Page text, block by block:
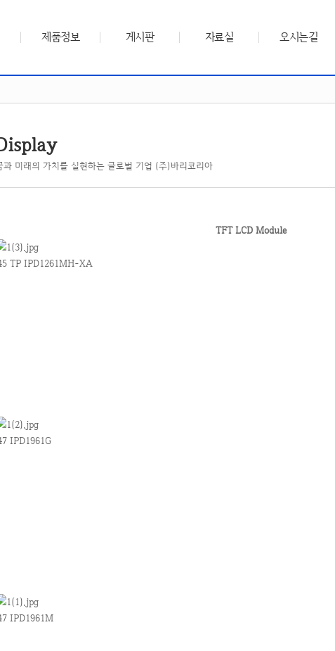
제품정보 게시판 자료실 오시는길
과 미래의 가치를 실현하는 글로벌 기업 (주)바리코리아
TFT LCD Module
TP IPD1261MH-XA
IPD1961G
IPD1961M